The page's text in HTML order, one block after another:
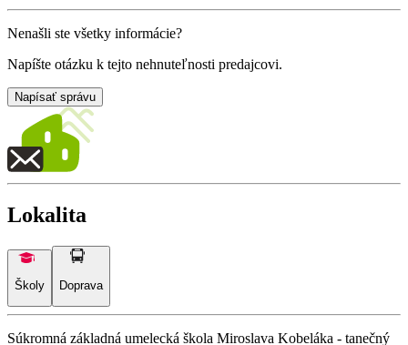
Nenašli ste všetky informácie?
Napíšte otázku k tejto nehnuteľnosti predajcovi.
Napísať správu
Lokalita
Školy Doprava
Súkromná základná umelecká škola Miroslava Kobeláka - tanečný